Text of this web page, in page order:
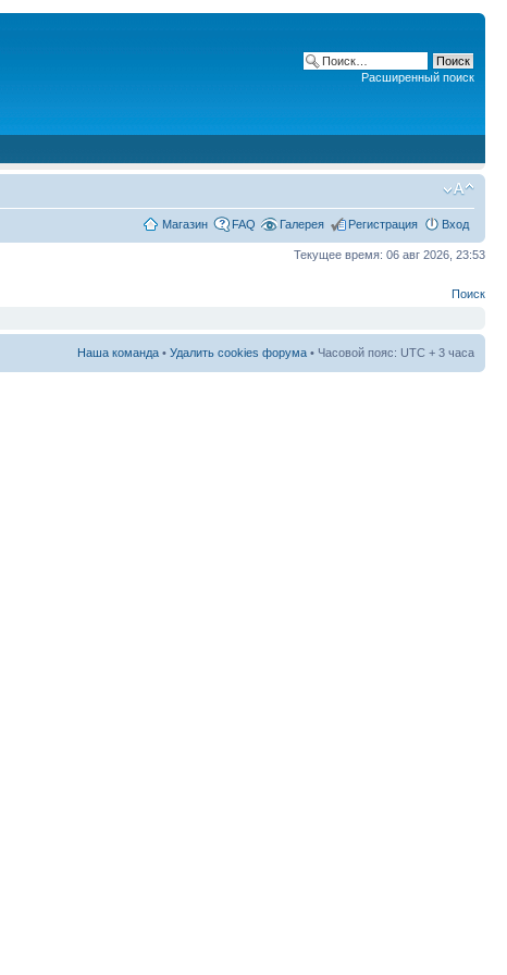
Расширенный поиск
Магазин FAQ Галерея Регистрация Вход
Текущее время: 06 авг 2026, 23:53
Поиск
Наша команда • Удалить cookies форума • Часовой пояс: UTC + 3 часа